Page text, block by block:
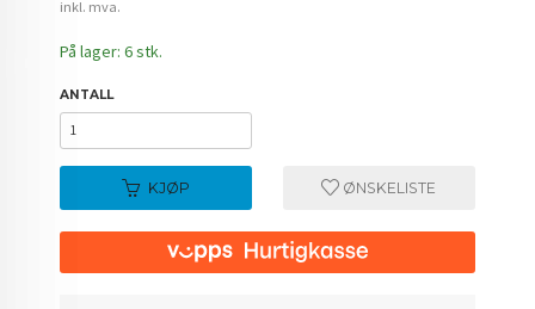
inkl. mva.
På lager: 6 stk.
ANTALL
KJØP ØNSKELISTE